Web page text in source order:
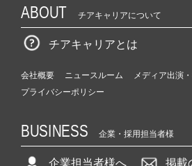
ABOUT チアキャリアについて
チアキャリアとは
会社概要 ニュースルーム
メディア出演
プライバシーポリシー
BUSINESS 企業・採用担当者様
企業担当者様へ 掲載